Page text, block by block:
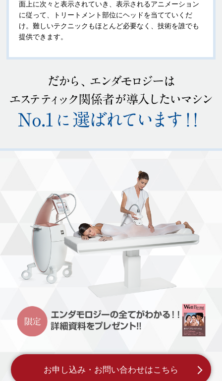
面上に次々と表示されていき、表示されるアニメーション
に従って、トリートメント部位にヘッドを当てていくだ
け。難しいテクニックもほとんど必要なく、技術を誰でも
提供できます。
お申し込み・お問い合わせはこちら